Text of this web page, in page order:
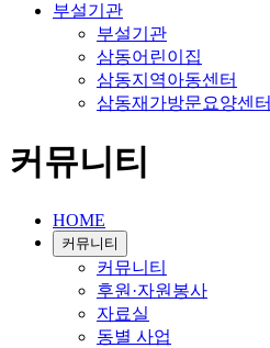
부설기관
부설기관
삼동어린이집
삼동지역아동센터
삼동재가방문요양센터
커뮤니티
HOME
커뮤니티
커뮤니티
후원·자원봉사
자료실
동별 사업